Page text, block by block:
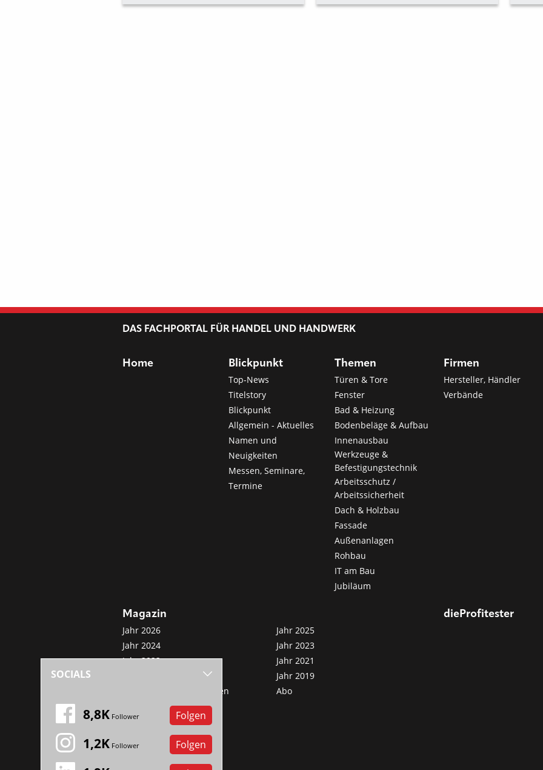
DAS FACHPORTAL FÜR HANDEL UND HANDWERK
Home Blickpunkt
Top-News
Titelstory
Blickpunkt
Allgemein - Aktuelles
Namen und
Neuigkeiten
Messen, Seminare,
Termine
Themen
Türen & Tore
Fenster
Bad & Heizung
Bodenbeläge & Aufbau
Innenausbau
Werkzeuge &
Befestigungstechnik
Arbeitsschutz /
Arbeitssicherheit
Dach & Holzbau
Fassade
Außenanlagen
Rohbau
IT am Bau
Jubiläum
Firmen
Hersteller, Händler
Verbände
Magazin
Jahr 2026
Jahr 2025
Jahr 2024
Jahr 2023
Jahr 2022
Jahr 2021
Jahr 2019
Sonderveröffentlichungen
Abo
dieProfitester
SOCIALS
8,8K Follower Folgen
1,2K Follower Folgen